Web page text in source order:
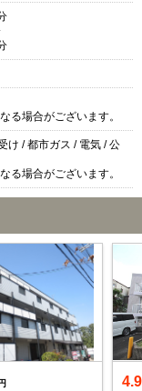
る場合がございます。
け / 都市ガス / 電気 / 公
る場合がございます。
4.9